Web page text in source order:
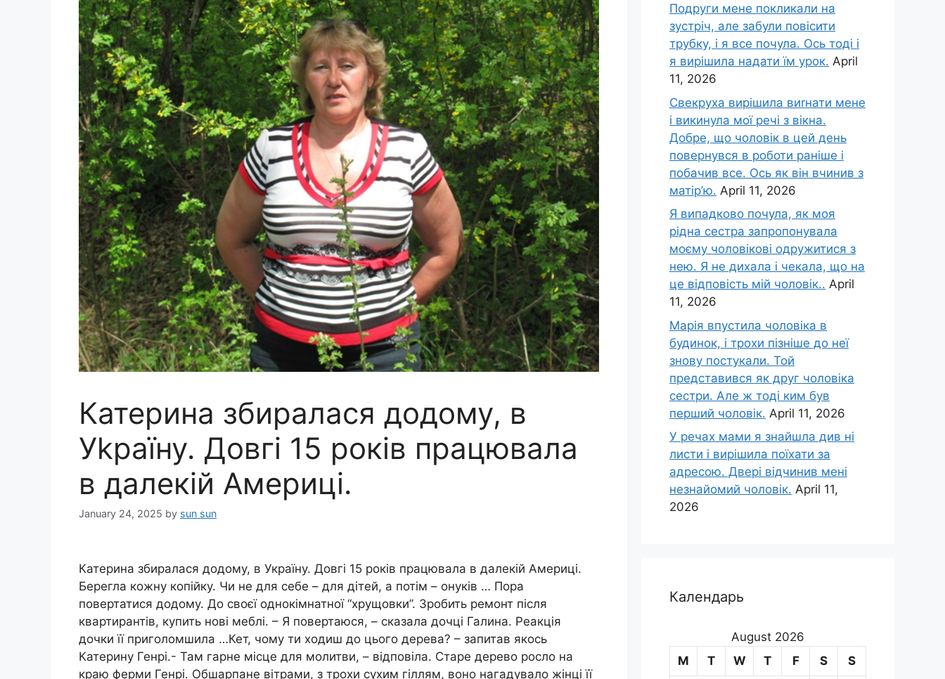
Катерина збиралася додому, в
Уkраїну. Довгі 15 років працювала
в далекій Америці.
January 24, 2025 by sun sun
Катерина збиралася додому, в Україну. Довгі 15 років працювала в далекій Америці.
Берегла кожну копійку. Чи не для себе – для дітей, a потім – онуків … Пора
повертатися додому. До своєї однокімнатної “хрущовки”. Зробить ремонт після
квартирантів, купить нові меблі. – Я повертаюся, – сказала дочці Галина. Реакція
дочки її приголомшила …Кет, чому ти ходиш до цього дерева? – запитав якось
Катерину Генрі.- Там гарне місце для молитви, – відповіла. Старе дерево росло на
краю ферми Генрі. Обшарпане вітрами, з трохи сухим гіллям, воно нагадувало жінці її
Подруги мене покликали на
зустріч, але забули повісити
трубку, і я все почула. Ось тоді і
я вирішила надати їм урок. April
11, 2026
Свекруха вирішила виrнати мене
і викинула мої речі з вікна.
Добре, що чоловік в цей день
повернувся в роботи раніше і
побачив все. Ось як він вчинив з
матір’ю. April 11, 2026
Я випадково почула, як моя
рідна сестра запропонувала
моєму чоловікові одружитися з
нею. Я не дихала і чекала, що на
це відповість мій чоловік.. April
11, 2026
Марія впустила чоловіка в
будинок, і трохи пізніше до неї
знову постукали. Той
представився як друг чоловіка
сестри. Але ж тоді ким був
перший чоловік. April 11, 2026
У речах мами я знайшла див ні
листи і вирішила поїхати за
адресою. Двері відчинив мені
незнайомий чоловік. April 11,
2026
Календарь
August 2026
M
T W T F S S